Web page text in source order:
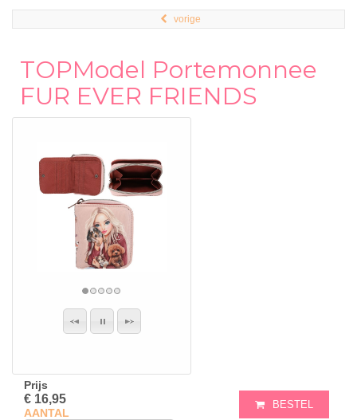
vorige
TOPModel Portemonnee
FUR EVER FRIENDS
Prijs
€ 16,95
AANTAL
BESTEL